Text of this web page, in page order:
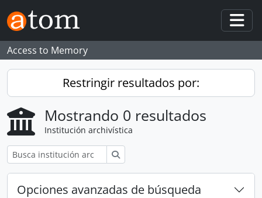
Skip to main content
Access to Memory
Restringir resultados por:
Mostrando 0 resultados
Institución archivística
Opciones avanzadas de búsqueda